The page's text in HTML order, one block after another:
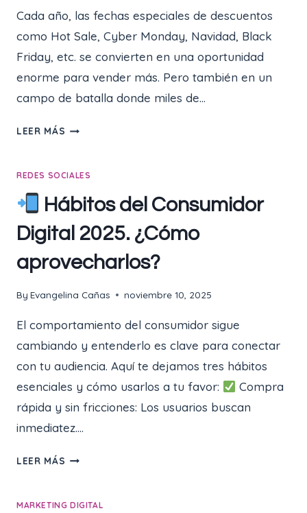
Cada año, las fechas especiales de descuentos
como Hot Sale, Cyber Monday, Navidad, Black
Friday, etc. se convierten en una oportunidad
enorme para vender más. Pero también en un
campo de batalla donde miles de…
LEER MÁS
TU
NEGOCIO
PARA
LOS
GRANDES
EVENTOS
VENTA
(GUÍA
PASO
REDES SOCIALES
Hábitos del Consumidor
Digital 2025. ¿Cómo
aprovecharlos?
By Evangelina Cañas noviembre 10, 2025
El comportamiento del consumidor sigue
cambiando y entenderlo es clave para conectar
con tu audiencia. Aquí te dejamos tres hábitos
esenciales y cómo usarlos a tu favor:
Compra
rápida y sin fricciones: Los usuarios buscan
inmediatez….
LEER MÁS
CONSUMIDOR
MARKETING DIGITAL